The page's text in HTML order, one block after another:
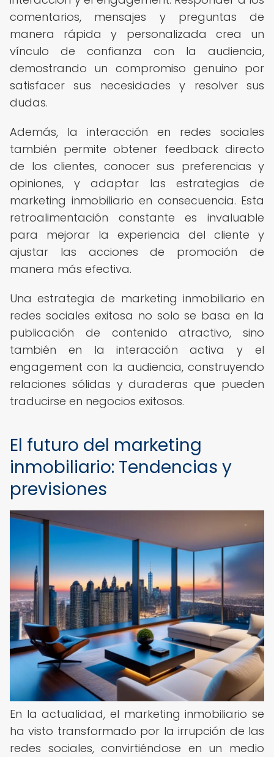
comentarios, mensajes y preguntas de
manera rápida y personalizada crea un
vínculo de confianza con la audiencia,
demostrando un compromiso genuino por
satisfacer sus necesidades y resolver sus
dudas.
Además, la interacción en redes sociales
también permite obtener feedback directo
de los clientes, conocer sus preferencias y
opiniones, y adaptar las estrategias de
marketing inmobiliario en consecuencia. Esta
retroalimentación constante es invaluable
para mejorar la experiencia del cliente y
ajustar las acciones de promoción de
manera más efectiva.
Una estrategia de marketing inmobiliario en
redes sociales exitosa no solo se basa en la
publicación de contenido atractivo, sino
también en la interacción activa y el
engagement con la audiencia, construyendo
relaciones sólidas y duraderas que pueden
traducirse en negocios exitosos.
El futuro del marketing
inmobiliario: Tendencias y
previsiones
En la actualidad, el marketing inmobiliario se
ha visto transformado por la irrupción de las
redes sociales, convirtiéndose en un medio